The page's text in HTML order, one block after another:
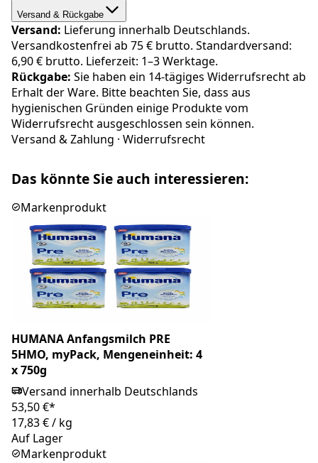
Versand & Rückgabe
Versand: Lieferung innerhalb Deutschlands.
Versandkostenfrei ab 75 € brutto. Standardversand:
6,90 € brutto. Lieferzeit: 1–3 Werktage.
Rückgabe: Sie haben ein 14-tägiges Widerrufsrecht ab
Erhalt der Ware. Bitte beachten Sie, dass aus
hygienischen Gründen einige Produkte vom
Widerrufsrecht ausgeschlossen sein können.
Versand & Zahlung · Widerrufsrecht
Das könnte Sie auch interessieren:
Markenprodukt
HUMANA Anfangsmilch PRE
5HMO, myPack, Mengeneinheit: 4
x 750g
Versand innerhalb Deutschlands
53,50 €*
17,83 €/ kg
Auf Lager
Markenprodukt